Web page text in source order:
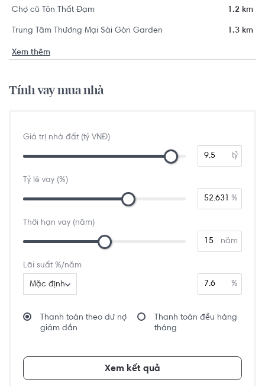
Chợ cũ Tôn Thất Đạm 1.2 km
Trung Tâm Thương Mại Sài Gòn Garden 1.3 km
Xem thêm
Tính vay mua nhà
Giá trị nhà đất (tỷ VNĐ)
tỷ
Tỷ lệ vay (%)
%
Thời hạn vay (năm)
năm
Lãi suất %/năm
Mặc định %
Thanh toán theo dư nợ
giảm dần
Thanh toán đều hàng
tháng
Xem kết quả